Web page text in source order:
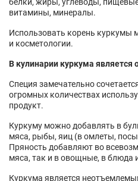
белки, жиры, углеводы,
витамины, минералы.
Использовать корень куркумы
и косметологии.
В кулинарии куркума является
Специя замечательно
огромных количествах
продукт.
Куркуму можно добавлять в
мяса, рыбы, яиц (в омлеты,
Пряность добавляют во
мяса, так и в овощные, в блюда
Куркума является